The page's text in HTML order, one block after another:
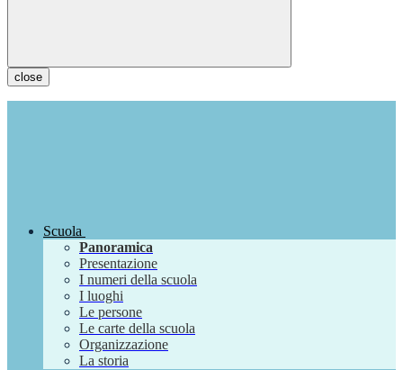
close
Scuola
Panoramica
Presentazione
I numeri della scuola
I luoghi
Le persone
Le carte della scuola
Organizzazione
La storia